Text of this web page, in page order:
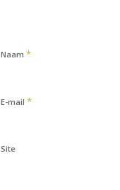
Naam *
E-mail *
Site